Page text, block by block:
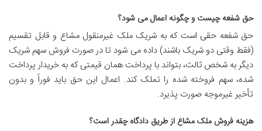
حق شفعه چیست و چگونه اعمال می شود؟
حق شفعه حقی است که به شریک ملک غیرمنقول مشاع و قابل تقسیم
(فقط وقتی دو شریک باشند) داده می شود تا در صورت فروش سهم شریک
دیگر به شخص ثالث، بتواند با پرداخت همان قیمتی که به خریدار پرداخت
شده، سهم فروخته شده را تملک کند. اعمال این حق باید فوراً و بدون
تأخیر غیرموجه صورت پذیرد.
هزینه فروش ملک مشاع از طریق دادگاه چقدر است؟